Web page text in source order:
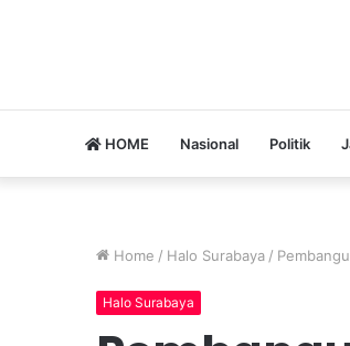
HOME Nasional Politik
Home / Halo Surabaya /
Halo Surabaya